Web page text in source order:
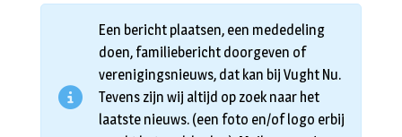
Een bericht plaatsen, een mededeling
doen, familiebericht doorgeven of
verenigingsnieuws, dat kan bij Vught Nu.
Tevens zijn wij altijd op zoek naar het
laatste nieuws. (een foto en/of logo erbij